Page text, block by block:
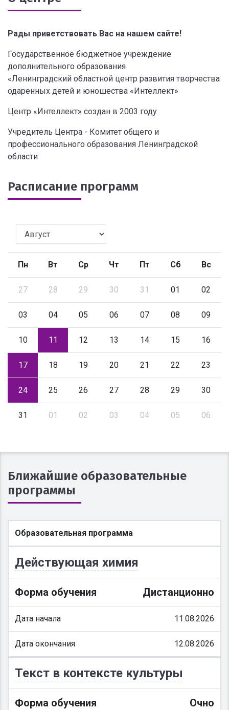
Рады приветствовать Вас на нашем сайте!
Государственное бюджетное учреждение
дополнительного образования
«Ленинградский областной центр развития творчества
одаренных детей и юношества «Интеллект»
Центр «Интеллект» создан в 2003 году
Учредитель Центра - Комитет общего и
профессионального образования Ленинградской
области
Расписание программ
Пн Вт Ср Чт Пт Сб Вс
27 28 29 30 31 01 02
03 04 05 06 07 08 09
10 11 12 13 14 15 16
17 18 19 20 21 22 23
24 25 26 27 28 29 30
31 01 02 03 04 05 06
Ближайшие образовательные
программы
Образовательная программа
Действующая химия
Форма обучения Дистанционно
Дата начала 11.08.2026
Дата окончания 12.08.2026
Текст в контексте культуры
Форма обучения Очно